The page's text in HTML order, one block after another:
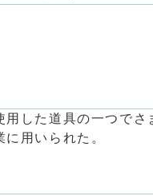
用した道具の一つでさ
用いられた。